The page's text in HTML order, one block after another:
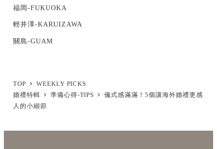
福岡-FUKUOKA
輕井澤-KARUIZAWA
關島-GUAM
TOP
WEEKLY PICKS
婚禮特輯
準備心得-TIPS
儀式感滿滿！5個讓海外婚禮更感
人的小細節